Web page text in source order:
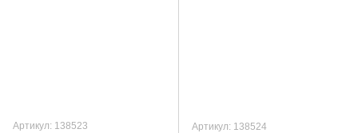
Артикул: 138523 Артикул: 138524